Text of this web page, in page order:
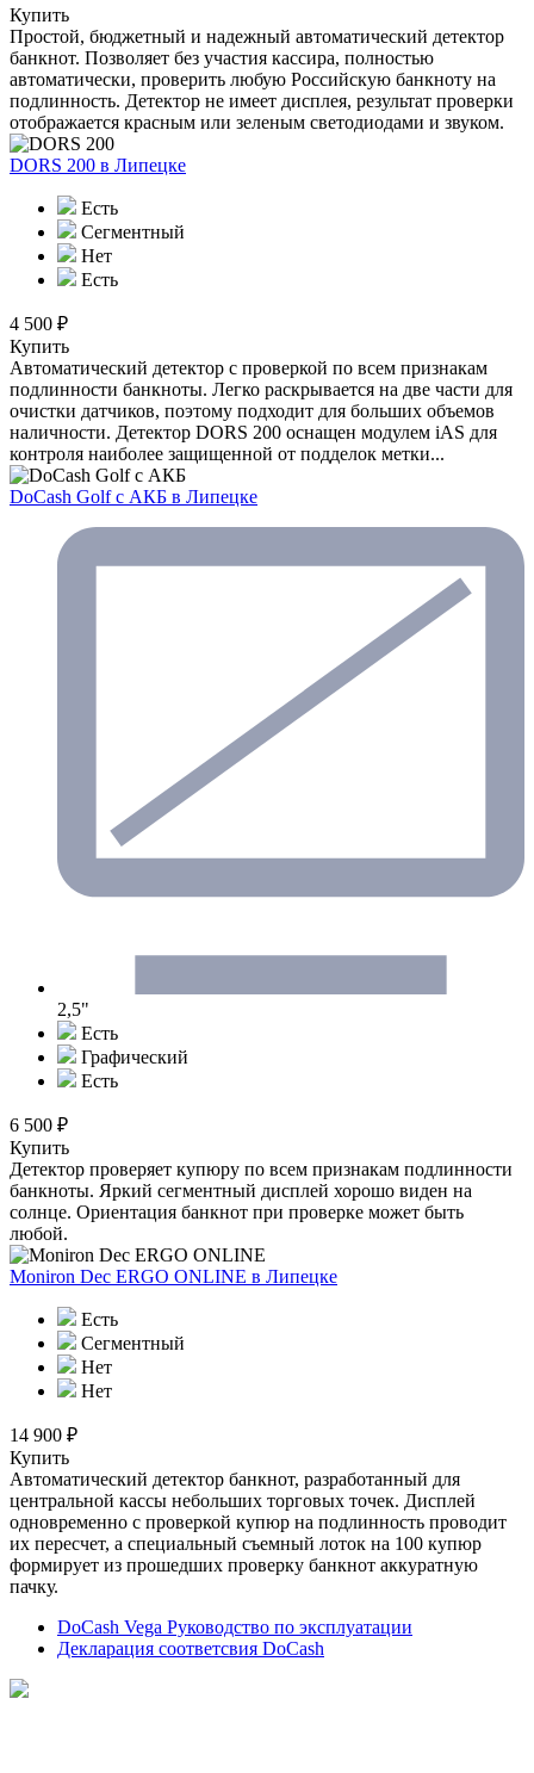
Купить
Простой, бюджетный и надежный автоматический детектор
банкнот. Позволяет без участия кассира, полностью
автоматически, проверить любую Российскую банкноту на
подлинность. Детектор не имеет дисплея, результат проверки
отображается красным или зеленым светодиодами и звуком.
DORS 200 в Липецке
Есть
Сегментный
Нет
Есть
4 500 ₽
Купить
Автоматический детектор с проверкой по всем признакам
подлинности банкноты. Легко раскрывается на две части для
очистки датчиков, поэтому подходит для больших объемов
наличности. Детектор DORS 200 оснащен модулем iAS для
контроля наиболее защищенной от подделок метки...
DoCash Golf с АКБ в Липецке
2,5"
Есть
Графический
Есть
6 500 ₽
Купить
Детектор проверяет купюру по всем признакам подлинности
банкноты. Яркий сегментный дисплей хорошо виден на
солнце. Ориентация банкнот при проверке может быть
любой.
Moniron Dec ERGO ONLINE в Липецке
Есть
Сегментный
Нет
Нет
14 900 ₽
Купить
Автоматический детектор банкнот, разработанный для
центральной кассы небольших торговых точек. Дисплей
одновременно с проверкой купюр на подлинность проводит
их пересчет, а специальный съемный лоток на 100 купюр
формирует из прошедших проверку банкнот аккуратную
пачку.
DoCash Vega Руководство по эксплуатации
Декларация соответсвия DoCash